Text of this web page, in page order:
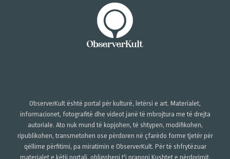
ObserverKult është portal për kulturë, letërsi e art. Materialet,
informacionet, fotografitë dhe videot janë të mbrojtura me të drejta
autoriale. Ato nuk mund të kopjohen, të shtypen, modifikohen,
ripublikohen, transmetohen ose përdoren në çfarëdo forme tjetër për
qëllime përfitimi, pa miratimin e ObserverKult. Për të shfrytëzuar
materialet e këtij portali, obligoheni t'i pranoni Kushtet e përdorimit,